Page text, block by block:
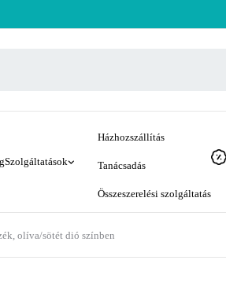
Szolgáltatások
Házhozszállítás
Tanácsadás
Összeszerelési szolgáltatás
olíva/sötét dió színben